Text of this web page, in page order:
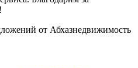
от Абхазнедвижимость